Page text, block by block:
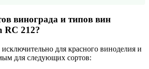
винограда и типов вин
RC 212?
для красного виноделия и
для следующих сортов: